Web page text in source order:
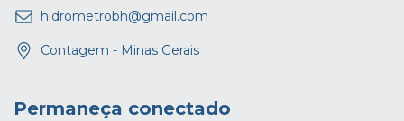
hidrometrobh@gmail.com
Contagem - Minas Gerais
Permaneça conectado